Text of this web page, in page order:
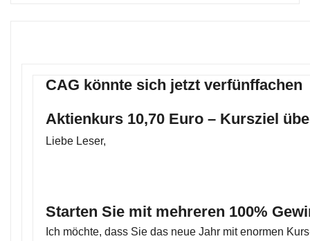
CAG könnte sich jetzt verfünffachen
Aktienkurs 10,70 Euro – Kursziel
Liebe Leser,
Starten Sie mit mehreren 100%
Ich möchte, dass Sie das neue Jahr mit enormen